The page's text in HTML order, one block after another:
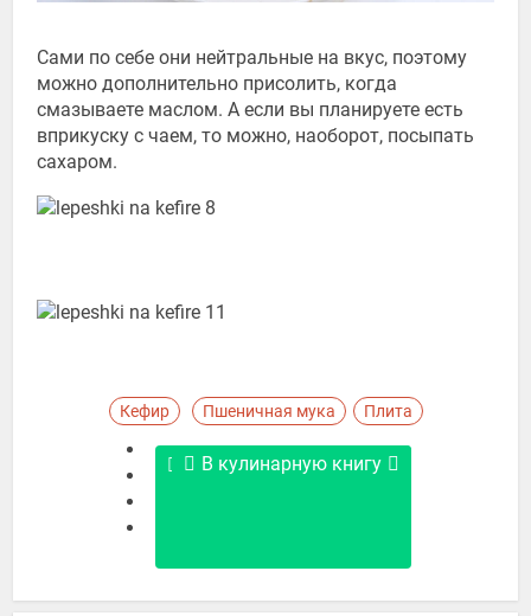
Сами по себе они нейтральные на вкус, поэтому
можно дополнительно присолить, когда
смазываете маслом. А если вы планируете есть
вприкуску с чаем, то можно, наоборот, посыпать
сахаром.
Кефир Пшеничная мука Плита
Перейти в книгу
В кулинарную книгу